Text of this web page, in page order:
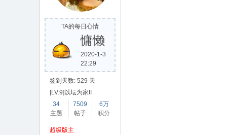
TA的每日心情
慵懒
2020-1-3
22:29
签到天数: 529 天
[LV.9]以坛为家II
34
主题
7509
帖子
6万
积分
超级版主